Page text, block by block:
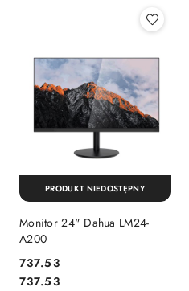
Monitor 24" Dahua LM24-
A200
Cena:
737.53
Cena:
737.53
PRODUKT NIEDOSTĘPNY